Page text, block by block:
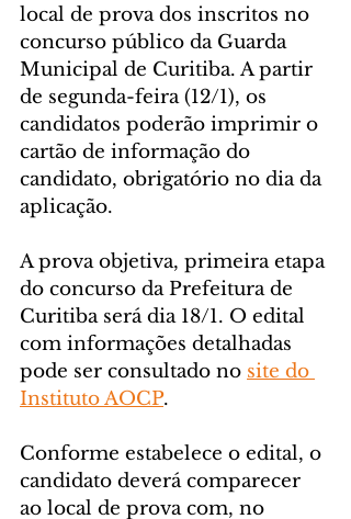
local de prova dos inscritos no
concurso público da Guarda
Municipal de Curitiba. A partir
de segunda-feira (12/1), os
candidatos poderão imprimir o
cartão de informação do
candidato, obrigatório no dia da
aplicação.
A prova objetiva, primeira etapa
do concurso da Prefeitura de
Curitiba será dia 18/1. O edital
com informações detalhadas
pode ser consultado no site do
Instituto AOCP.
Conforme estabelece o edital, o
candidato deverá comparecer
ao local de prova com, no